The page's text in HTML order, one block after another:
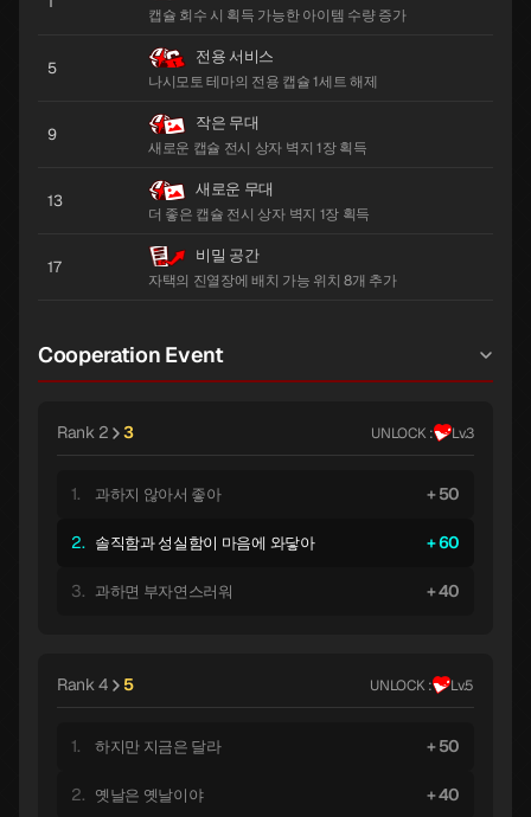
캡슐 회수 시 획득 가능한 아이템 수량 증가
5
전용 서비스
나시모토 테마의 전용 캡슐 1세트 해제
9
작은 무대
새로운 캡슐 전시 상자 벽지 1장 획득
13
새로운 무대
더 좋은 캡슐 전시 상자 벽지 1장 획득
17
비밀 공간
자택의 진열장에 배치 가능 위치 8개 추가
Cooperation Event
Rank 2 3 UNLOCK : Lv.3
1. 과하지 않아서 좋아 50
2. 솔직함과 성실함이 마음에 와닿아 60
3. 과하면 부자연스러워 40
Rank 4 5 UNLOCK : Lv.5
1. 하지만 지금은 달라 50
2. 옛날은 옛날이야 40